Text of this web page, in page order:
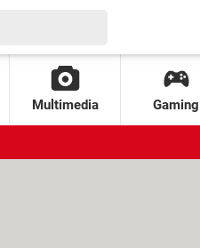
Multimedia Gaming